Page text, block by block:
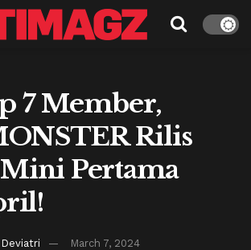
7 Member,
Rilis
Pertama
March 7, 2024